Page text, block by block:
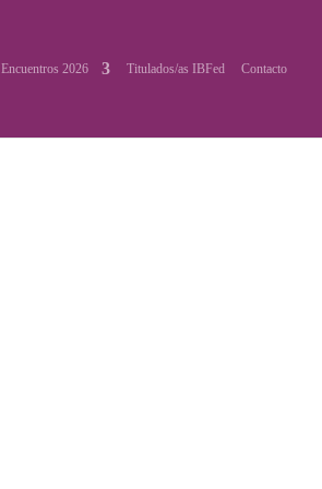
Encuentros 2026 Titulados/as IBFed Contacto